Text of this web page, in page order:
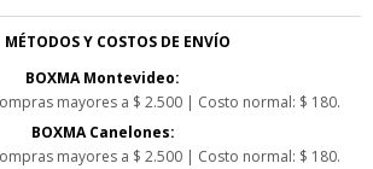
MÉTODOS Y COSTOS DE ENVÍO
BOXMA Montevideo:
mayores a $ 2.500 | Costo normal: $ 180.
BOXMA Canelones:
mayores a $ 2.500 | Costo normal: $ 180.